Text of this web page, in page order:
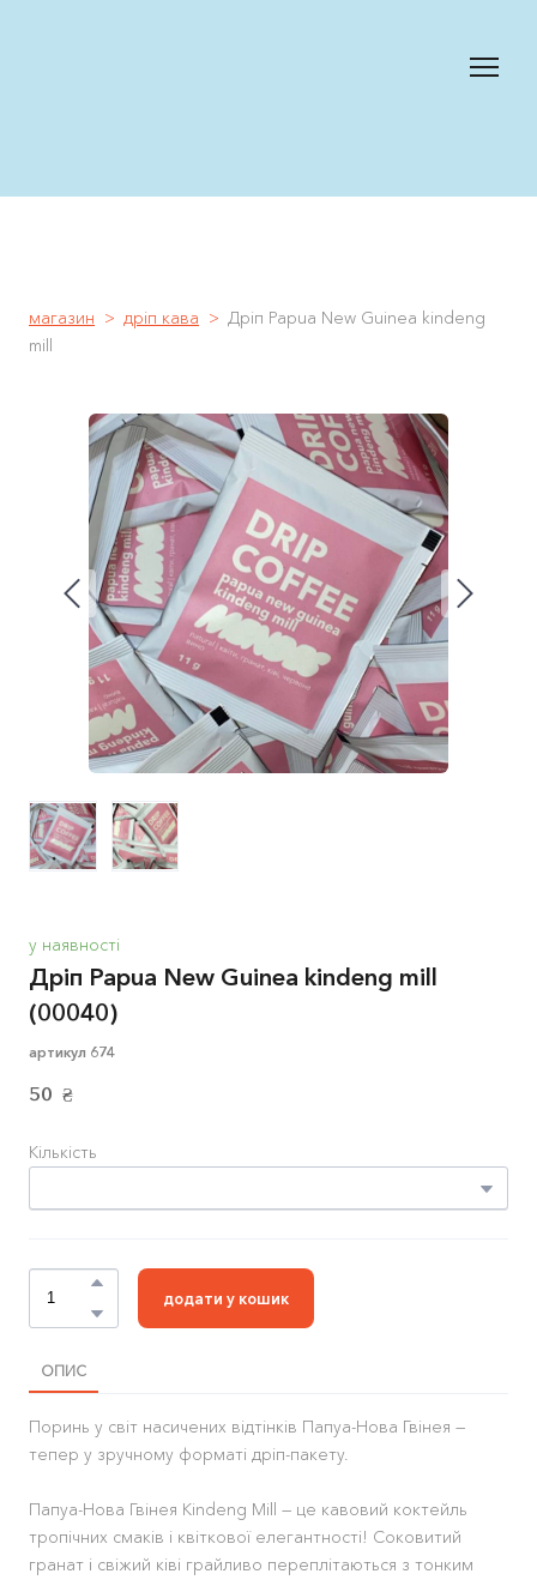
магазин дріп кава
Дріп Papua New Guinea kindeng
mill
у наявності
Дріп Papua New Guinea kindeng mill
(00040)
артикул 674
50  ₴
Кількість
додати у кошик
ОПИС
Поринь у світ насичених відтінків Папуа-Нова Гвінея —
тепер у зручному форматі дріп-пакету.
Папуа-Нова Гвінея Kindeng Mill — це кавовий коктейль
тропічних смаків і квіткової елегантності! Соковитий
гранат і свіжий ківі грайливо переплітаються з тонким